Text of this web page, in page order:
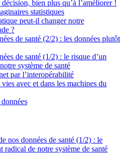
bien plus qu’à l’améliorer !
statistiques
peut-il changer notre
?
de santé (2/2) : les données plutôt
de santé (1/2) : le risque d’un
système de santé
par l’interopérabilité
avec et dans les machines du
nos données de santé (1/2) : le
radical de notre système de santé